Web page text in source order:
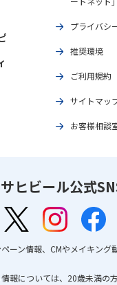
プライバシ
推奨環境
ご利用規約
サイトマッ
お客様相談
ヒビール公式
ーン情報、CMやメイキング
報については、20歳未満の